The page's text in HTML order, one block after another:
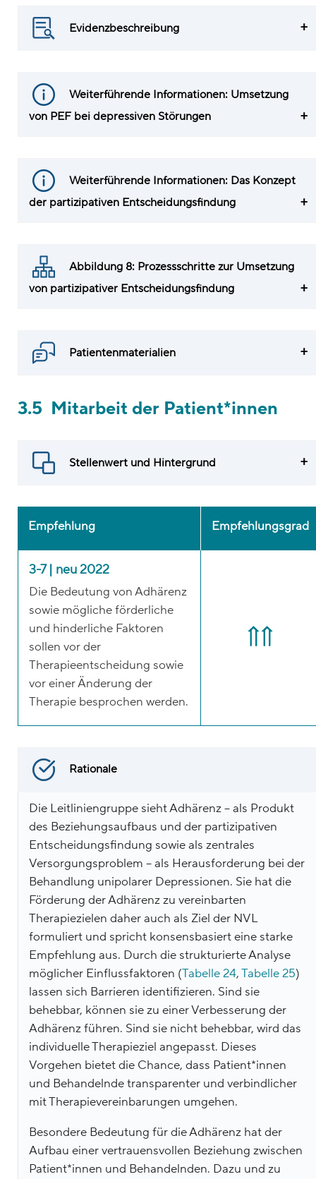
Evidenzbeschreibung
Weiterführende Informationen: Umsetzung
von PEF bei depressiven Störungen
Weiterführende Informationen: Das Konzept
der partizipativen Entscheidungsfindung
Abbildung 8: Prozessschritte zur Umsetzung
von partizipativer Entscheidungsfindung
Patientenmaterialien
3.5 Mitarbeit der Patient*innen
Stellenwert und Hintergrund
Empfehlung Empfehlungsgrad
3-7 | neu 2022
Die Bedeutung von Adhärenz
sowie mögliche förderliche
und hinderliche Faktoren
sollen vor der
Therapieentscheidung sowie
vor einer Änderung der
Therapie besprochen werden.
Rationale
Die Leitliniengruppe sieht Adhärenz – als Produkt
des Beziehungsaufbaus und der partizipativen
Entscheidungsfindung sowie als zentrales
Versorgungsproblem – als Herausforderung bei der
Behandlung unipolarer Depressionen. Sie hat die
Förderung der Adhärenz zu vereinbarten
Therapiezielen daher auch als Ziel der NVL
formuliert und spricht konsensbasiert eine starke
Empfehlung aus. Durch die strukturierte Analyse
möglicher Einflussfaktoren (Tabelle 24,Tabelle 25)
lassen sich Barrieren identifizieren. Sind sie
behebbar, können sie zu einer Verbesserung der
Adhärenz führen. Sind sie nicht behebbar, wird das
individuelle Therapieziel angepasst. Dieses
Vorgehen bietet die Chance, dass Patient*innen
und Behandelnde transparenter und verbindlicher
mit Therapievereinbarungen umgehen.
Besondere Bedeutung für die Adhärenz hat der
Aufbau einer vertrauensvollen Beziehung zwischen
Patient*innen und Behandelnden. Dazu und zu